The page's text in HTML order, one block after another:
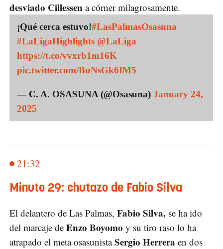
desviado Cillessen a córner milagrosamente.
¡Qué cerca estuvo!#LasPalmasOsasuna
#LaLigaHighlights @LaLiga
https://t.co/vvxrb1m16K
pic.twitter.com/BuNsGk6IM5
— C. A. OSASUNA (@Osasuna) January 24,
2025
21:32
Minuto 29: chutazo de Fabio Silva
El delantero de Las Palmas, Fabio Silva, se ha ido
del marcaje de Enzo Boyomo y su tiro raso lo ha
atrapado el meta osasunistaSergio Herrera en dos